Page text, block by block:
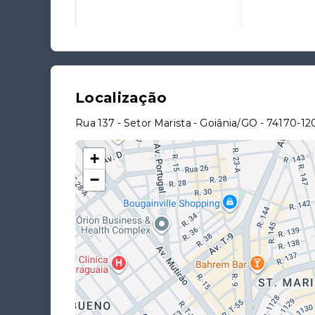
Localização
Rua 137 - Setor Marista - Goiânia/GO - 74170-
+
−